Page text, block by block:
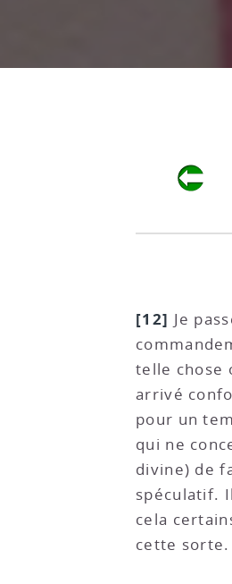
[12] Je
telle chose
arrivé
pour un
qui ne
divine) de
spéculatif.
cela
cette sorte.